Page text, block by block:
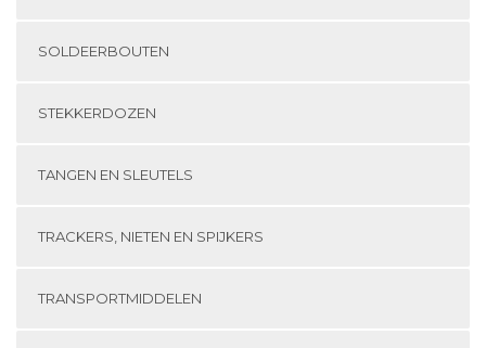
SOLDEERBOUTEN
STEKKERDOZEN
TANGEN EN SLEUTELS
TRACKERS, NIETEN EN SPIJKERS
TRANSPORTMIDDELEN